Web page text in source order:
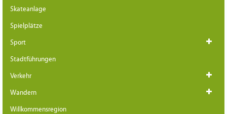
Skateanlage
Spielplätze
Sport
Stadtführungen
Verkehr
Wandern
Willkommensregion